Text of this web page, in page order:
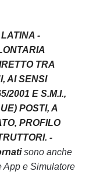
-
TRA
AI SENSI
2001 E S.M.I.,
POSTI, A
PROFILO
-
sono anche
App e Simulatore